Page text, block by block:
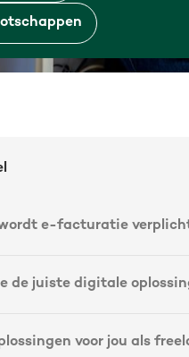
e-facturatie
de juiste digitale
voor jou als